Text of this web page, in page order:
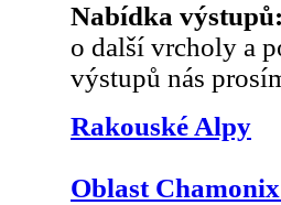
Nabídka výstupů:
o další vrcholy a
výstupů nás
Rakouské Alpy
Oblast